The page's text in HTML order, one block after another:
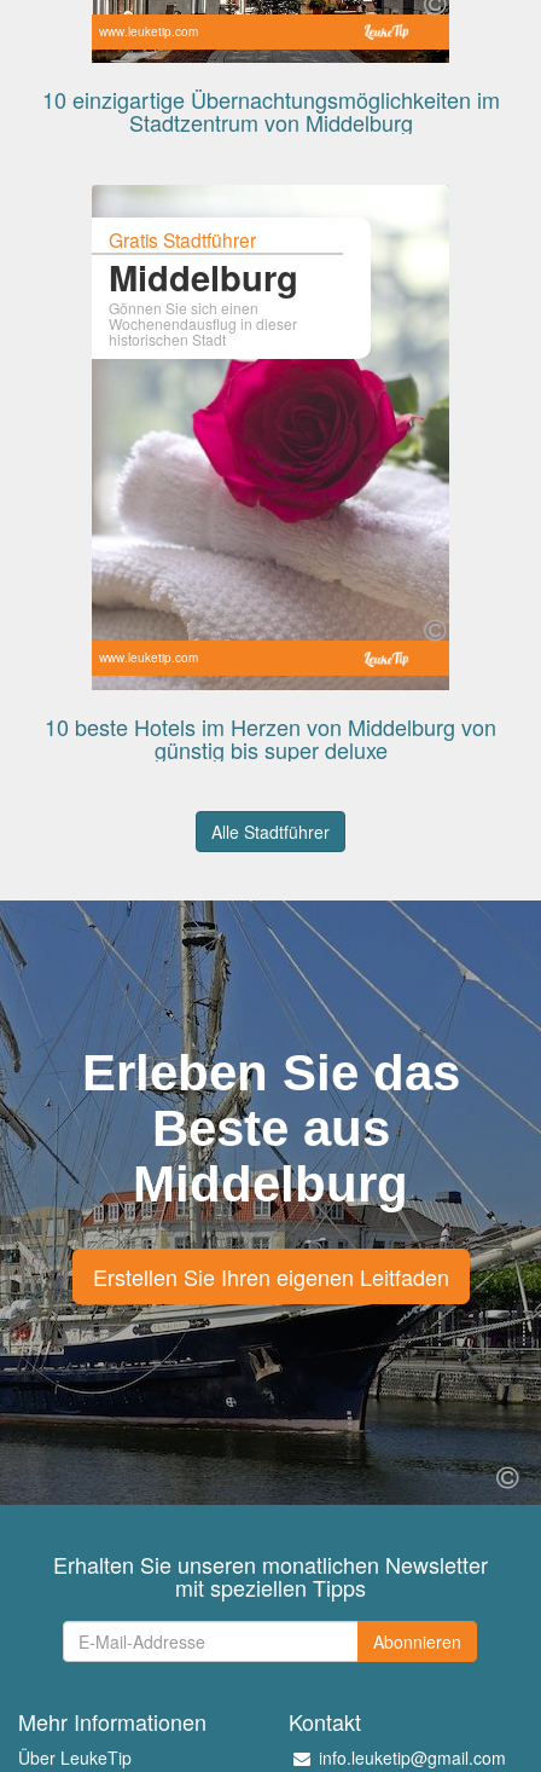
www.leuketip.com
10 einzigartige Übernachtungsmöglichkeiten im
Stadtzentrum von Middelburg
Gratis Stadtführer
Middelburg
Gönnen Sie sich einen
Wochenendausflug in dieser
historischen Stadt
www.leuketip.com
10 beste Hotels im Herzen von Middelburg von
günstig bis super deluxe
Alle Stadtführer
Erleben Sie das
Beste aus
Middelburg
Erstellen Sie Ihren eigenen Leitfaden
Erhalten Sie unseren monatlichen Newsletter
mit speziellen Tipps
Abonnieren
Mehr Informationen
Über LeukeTip
Kontakt
info.leuketip@gmail.com